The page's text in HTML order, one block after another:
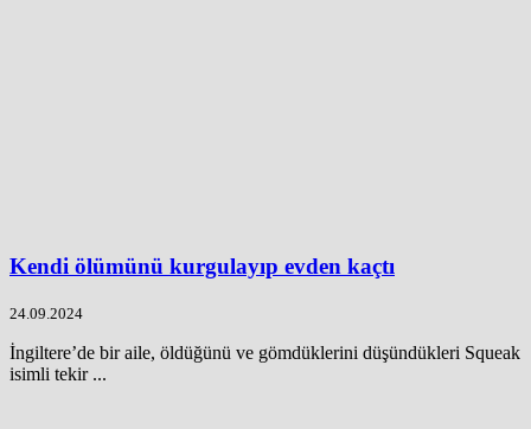
Kendi ölümünü kurgulayıp evden kaçtı
24.09.2024
İngiltere’de bir aile, öldüğünü ve gömdüklerini düşündükleri Squeak
isimli tekir ...